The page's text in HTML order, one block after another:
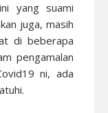
yang suami
juga, masih
di beberapa
pengamalan
ni, ada